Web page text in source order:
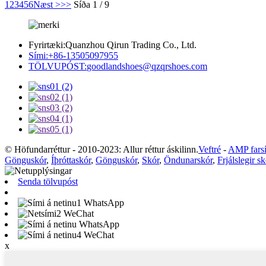
1 23456Næst >>> Síða 1 / 9
Fyrirtæki:Quanzhou Qirun Trading Co., Ltd.
Sími:+86-13505097955
TÖLVUPÓST:goodlandshoes@qzqrshoes.com
© Höfundarréttur - 2010-2023: Allur réttur áskilinn.Veftré - AMP
Gönguskór, Íþróttaskór, Gönguskór, Skór, Öndunarskór, Frjálslegir
Senda tölvupóst
WhatsApp
WeChat
WhatsApp
WeChat
x